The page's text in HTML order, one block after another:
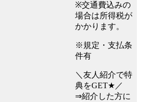
※交通費込みの
場合は所得税が
かかります。
※規定・支払条
件有
＼友人紹介で特
典をGET★／
⇒紹介した方に